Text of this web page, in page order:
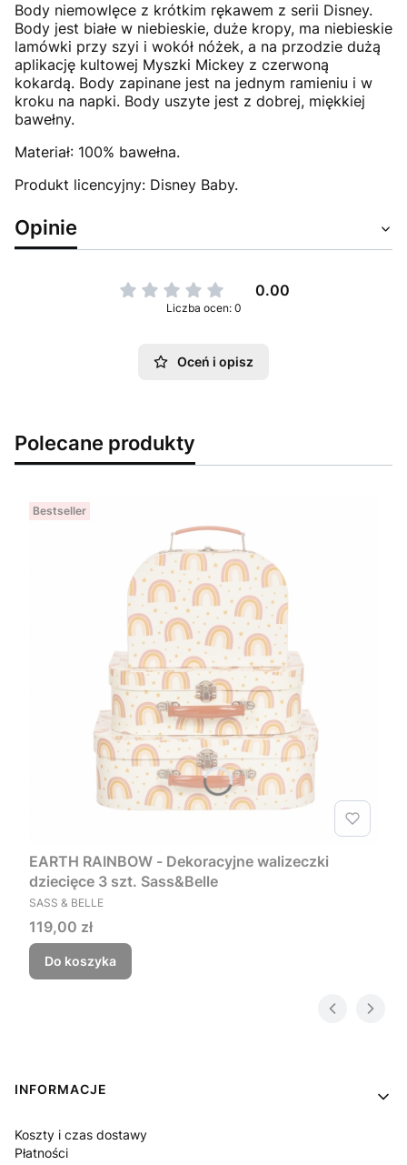
Body niemowlęce z krótkim rękawem z serii Disney.
Body jest białe w niebieskie, duże kropy, ma niebieskie
lamówki przy szyi i wokół nóżek, a na przodzie dużą
aplikację kultowej Myszki Mickey z czerwoną
kokardą. Body zapinane jest na jednym ramieniu i w
kroku na napki. Body uszyte jest z dobrej, miękkiej
bawełny.
Materiał: 100% bawełna.
Produkt licencyjny: Disney Baby.
Opinie
0.00
Liczba ocen: 0
Oceń i opisz
Polecane produkty
Bestseller
EARTH RAINBOW - Dekoracyjne walizeczki
dziecięce 3 szt. Sass&Belle
PRODUCENT
SASS & BELLE
Cena
119,00 zł
Do koszyka
Linki w stopce
INFORMACJE
Koszty i czas dostawy
Płatności